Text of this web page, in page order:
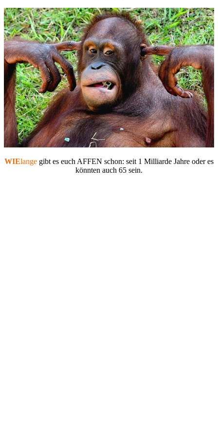
WIElange gibt es euch AFFEN schon: seit 1 Milliarde Jahre oder es
könnten auch 65 sein.